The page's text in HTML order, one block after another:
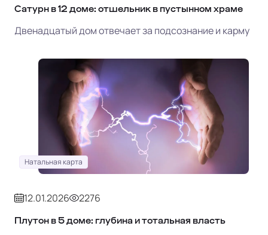
Сатурн в 12 доме: отшельник в пустынном храме
Двенадцатый дом отвечает за подсознание и карму
Натальная карта
12.01.2026 2276
Плутон в 5 доме: глубина и тотальная власть